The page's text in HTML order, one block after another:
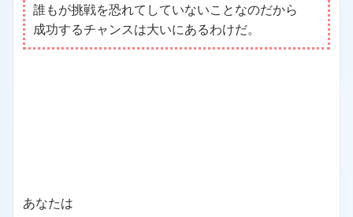
誰もが挑戦を恐れてしていないことなのだから
成功するチャンスは大いにあるわけだ。
あなたは